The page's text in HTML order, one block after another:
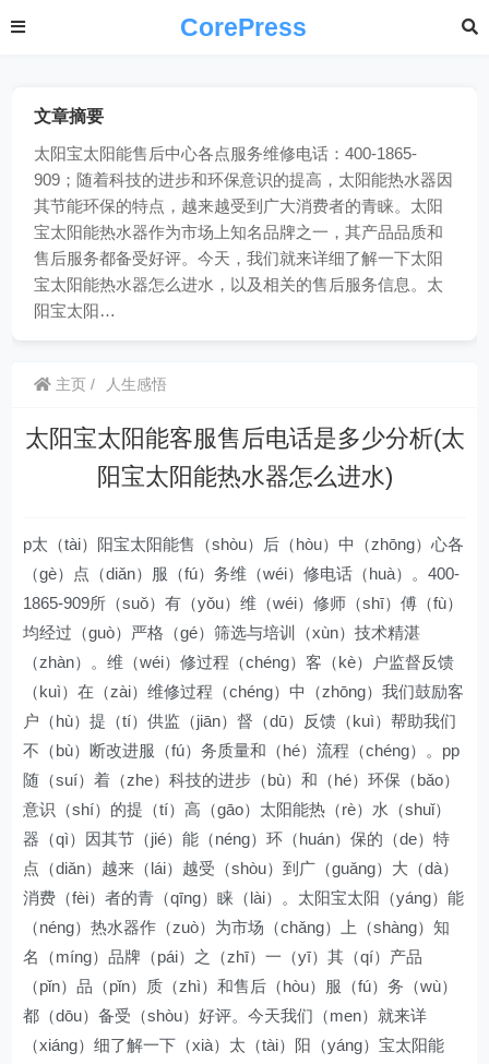
CorePress
文章摘要
太阳宝太阳能售后中心各点服务维修电话：400-1865-
909；随着科技的进步和环保意识的提高，太阳能热水器因
其节能环保的特点，越来越受到广大消费者的青睐。太阳
宝太阳能热水器作为市场上知名品牌之一，其产品品质和
售后服务都备受好评。今天，我们就来详细了解一下太阳
宝太阳能热水器怎么进水，以及相关的售后服务信息。太
阳宝太阳…
主页 人生感悟
太阳宝太阳能客服售后电话是多少分析(太
阳宝太阳能热水器怎么进水)
p太（tài）阳宝太阳能售（shòu）后（hòu）中（zhōng）心各
（gè）点（diǎn）服（fú）务维（wéi）修电话（huà）。400-
1865-909所（suǒ）有（yǒu）维（wéi）修师（shī）傅（fù）
均经过（guò）严格（gé）筛选与培训（xùn）技术精湛
（zhàn）。维（wéi）修过程（chéng）客（kè）户监督反馈
（kuì）在（zài）维修过程（chéng）中（zhōng）我们鼓励客
户（hù）提（tí）供监（jiān）督（dū）反馈（kuì）帮助我们
不（bù）断改进服（fú）务质量和（hé）流程（chéng）。pp
随（suí）着（zhe）科技的进步（bù）和（hé）环保（bǎo）
意识（shí）的提（tí）高（gāo）太阳能热（rè）水（shuǐ）
器（qì）因其节（jié）能（néng）环（huán）保的（de）特
点（diǎn）越来（lái）越受（shòu）到广（guǎng）大（dà）
消费（fèi）者的青（qīng）睐（lài）。太阳宝太阳（yáng）能
（néng）热水器作（zuò）为市场（chǎng）上（shàng）知
名（míng）品牌（pái）之（zhī）一（yī）其（qí）产品
（pǐn）品（pǐn）质（zhì）和售后（hòu）服（fú）务（wù）
都（dōu）备受（shòu）好评。今天我们（men）就来详
（xiáng）细了解一下（xià）太（tài）阳（yáng）宝太阳能